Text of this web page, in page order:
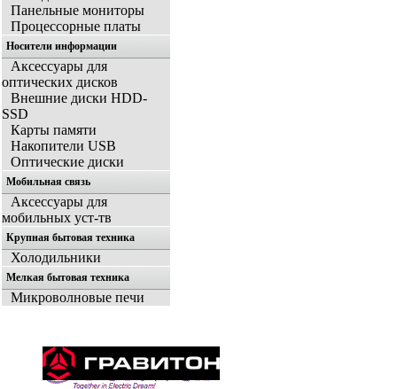
Панельные мониторы
Процессорные платы
Носители информации
Аксессуары для
оптических дисков
Внешние диски HDD-
SSD
Карты памяти
Накопители USB
Оптические диски
Мобильная связь
Аксессуары для
мобильных уст-тв
Крупная бытовая техника
Холодильники
Мелкая бытовая техника
Микроволновые печи